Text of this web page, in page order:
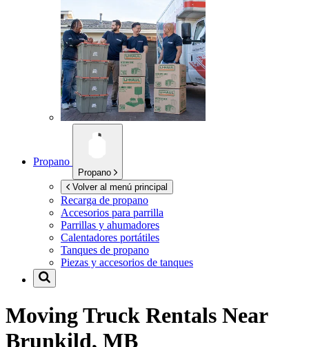
Propano
Propano
Volver al menú principal
Recarga de propano
Accesorios para parrilla
Parrillas y ahumadores
Calentadores portátiles
Tanques de propano
Piezas y accesorios de tanques
Moving Truck Rentals Near
Brunkild, MB